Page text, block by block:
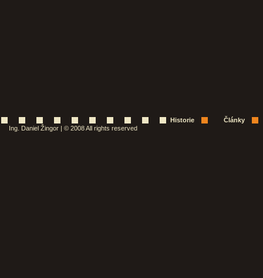
Historie
Články
Ing. Daniel Žingor | © 2008 All rights reserved